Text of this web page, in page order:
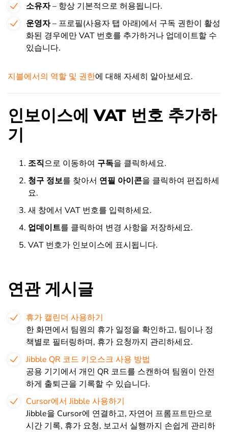
소유자– 항상 기본적으로 허용됩니다.
운영자– 프로필(사용자 탭 아래)에서 구독 권한이 활성
화된 경우에만 VAT 번호를 추가하거나 업데이트할 수
있습니다.
지블에서의 역할 및 권한에 대해 자세히 알아보세요.
인보이스에 VAT 번호 추가하
기
조직으로 이동하여 구독을 클릭하세요.
청구 정보를 찾아서 연필 아이콘을 클릭하여 편집하세
요.
새 창에서 VAT 번호를 입력하세요.
업데이트를 클릭하여 변경 사항을 저장하세요.
VAT 번호가 인보이스에 표시됩니다.
연관 게시글
휴가 캘린더 사용하기
한 화면에서 팀원의 휴가 일정을 확인하고, 팀이나 정
책별로 필터링하며, 휴가 요청까지 관리하세요.
Jibble QR 코드 키오스크 사용 방법
공용 기기에서 개인 QR 코드를 스캔하여 팀원이 안전
하게 출퇴근을 기록할 수 있습니다.
Cursor에서 Jibble 사용하기
Jibble을 Cursor에 연결하고, 자연어 프롬프트만으로
시간 기록, 휴가 요청, 보고서 실행까지 손쉽게 관리하